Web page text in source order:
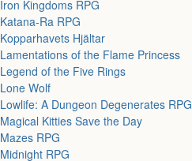
Iron Kingdoms RPG
Katana-Ra RPG
Kopparhavets Hjältar
Lamentations of the Flame Princess
Legend of the Five Rings
Lone Wolf
Lowlife: A Dungeon Degenerates RPG
Magical Kitties Save the Day
Mazes RPG
Midnight RPG